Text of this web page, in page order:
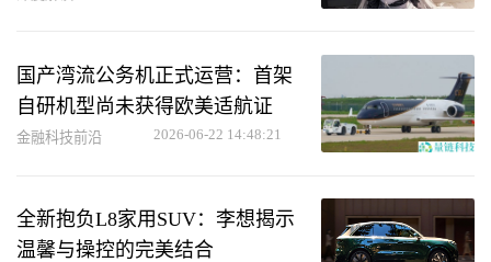
国产湾流公务机正式运营：首架
自研机型尚未获得欧美适航证
金融科技前沿 2026-06-22 14:48:21
全新抱负L8家用SUV：李想揭示
温馨与操控的完美结合